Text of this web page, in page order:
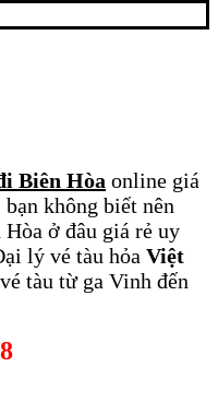
Biên Hòa online giá
không biết nên
ở đâu giá rẻ uy
lý vé tàu hỏa Việt
tàu từ ga Vinh đến